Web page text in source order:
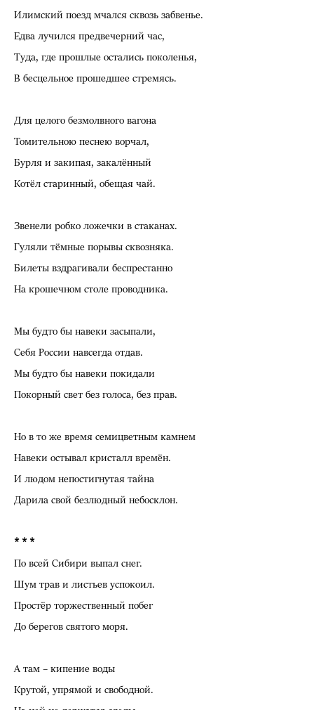
Илимский поезд мчался сквозь забвенье.
Едва лучился предвечерний час,
Туда, где прошлые остались поколенья,
В бесцельное прошедшее стремясь.
Для целого безмолвного вагона
Томительною песнею ворчал,
Бурля и закипая, закалённый
Котёл старинный, обещая чай.
Звенели робко ложечки в стаканах.
Гуляли тёмные порывы сквозняка.
Билеты вздрагивали беспрестанно
На крошечном столе проводника.
Мы будто бы навеки засыпали,
Себя России навсегда отдав.
Мы будто бы навеки покидали
Покорный свет без голоса, без прав.
Но в то же время семицветным камнем
Навеки остывал кристалл времён.
И людом непостигнутая тайна
Дарила свой безлюдный небосклон.
* * *
По всей Сибири выпал снег.
Шум трав и листьев успокоил.
Простёр торжественный побег
До берегов святого моря.
А там – кипение воды
Крутой, упрямой и свободной.